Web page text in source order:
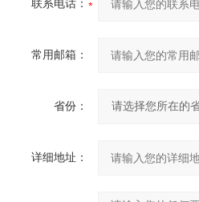
联系电话：
常用邮箱：
省份：
详细地址：